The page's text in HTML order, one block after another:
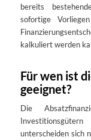
bereits
sofortige
kalkuliert werden
Für wen ist
geeignet?
Die
unterscheiden sich